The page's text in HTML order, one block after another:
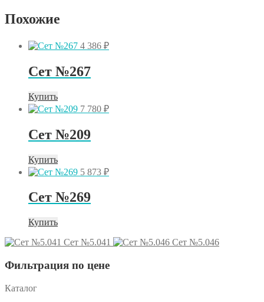
Похожие
4 386 ₽
Сет №267
Купить
7 780 ₽
Сет №209
Купить
5 873 ₽
Сет №269
Купить
Сет №5.041
Сет №5.046
Фильтрация по цене
Каталог